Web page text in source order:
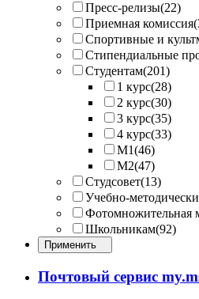
Пресс-релизы(22)
Приемная комиссия
Спортивные и
Стипендиальные
Студентам(201)
1 курс(28)
2 курс(30)
3 курс(35)
4 курс(33)
M1(46)
M2(47)
Студсовет(13)
Учебно-
Фотомножительная
Школьникам(92)
Применить
Почтовый сервис